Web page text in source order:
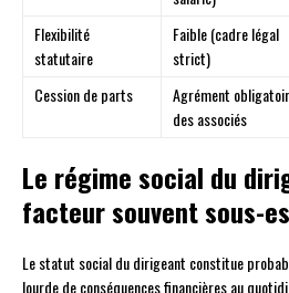
Flexibilité
statutaire
Faible (cadre légal
strict)
Cession de parts
Agrément
des associés
Le régime social du
facteur souvent sous-
Le statut social du dirigeant constitue
lourde de conséquences financières au